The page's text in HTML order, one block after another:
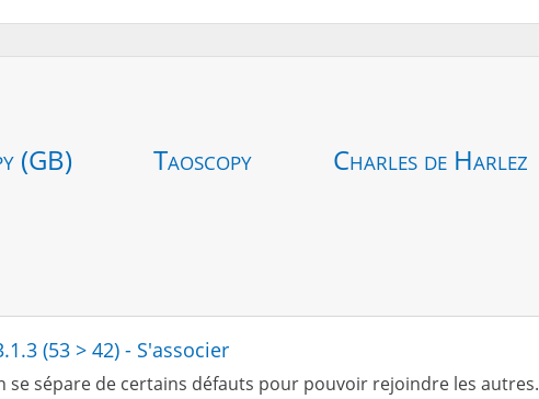
(GB) Taoscopy Charles de Harlez
(53 > 42) - S'associer
se sépare de certains défauts pour pouvoir rejoindre les autres.